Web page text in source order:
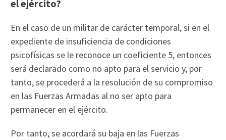
el ejército?
En el caso de un militar de carácter temporal, si en el
expediente de insuficiencia de condiciones
psicofísicas se le reconoce un coeficiente 5, entonces
será declarado como no apto para el servicio y, por
tanto, se procederá a la resolución de su compromiso
en las Fuerzas Armadas al no ser apto para
permanecer en el ejército.
Por tanto, se acordará su baja en las Fuerzas